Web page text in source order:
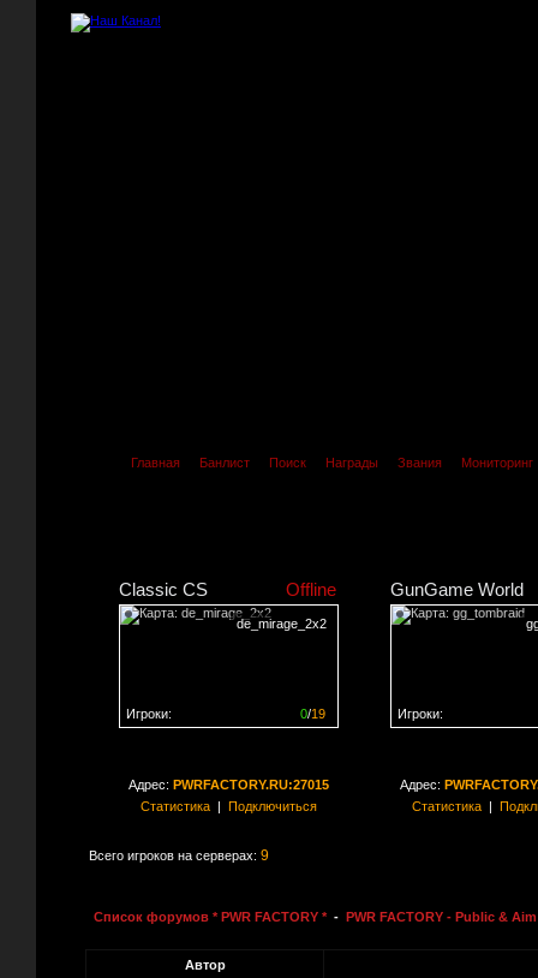
Главная Банлист Поиск Награды Звания Мониторинг
Classic CS Offline
de_mirage_2x2
0/19
Игроки:
GunGame World
Игроки:
Адрес: PWRFACTORY.RU:27015
Статистика| Подключиться
Адрес:
Статистика|
Всего игроков на серверах: 9
Список форумов * PWR FACTORY * - PWR FACTORY - Public &
Автор